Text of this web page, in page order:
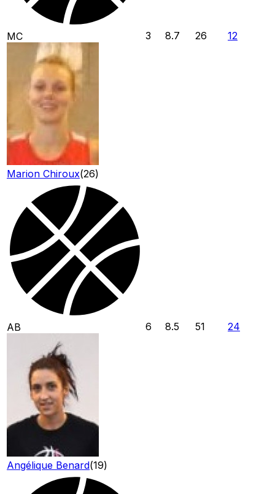
MC
Marion Chiroux(26)
3 8.7 26 12
AB
Angélique Benard(19)
6 8.5 51 24